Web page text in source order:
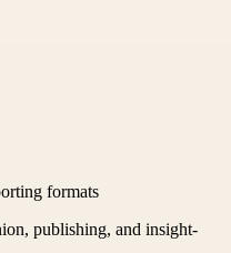
formats
publishing, and insight-